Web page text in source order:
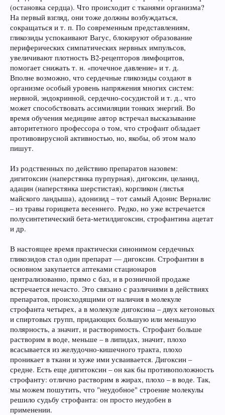
(остановка сердца). Что происходит с тканями организма?
На первый взгляд, они тоже должны возбуждаться,
сокращаться и т. п. По современным представлениям,
гликозиды успокаивают Вагус, блокируют образование
периферических симпатических нервных импульсов,
увеличивают плотность В2-рецепторов лимфоцитов,
помогает снижать т. н. «почечное давление» и т. д.
Вполне возможно, что сердечные гликозиды создают в
организме особый уровень напряжения многих систем:
нервной, эндокринной, сердечно-сосудистой и т. д., что
может способствовать ассимиляции тонких энергий. Во
время обучения медицине автор встречал высказывание
авторитетного профессора о том, что строфант обладает
противовирусной активностью, но, якобы, об этом мало
пишут.
Из родственных по действию препаратов назовем:
дигитоксин (наперстянка пурпурная), дигоксин, целанид,
адацин (наперстянка шерстистая), коргликон (листья
майского ландыша), адонизид – тот самый Адонис Верналис
– из травы горицвета весеннего. Редко, но уже встречается
полусинтетический бета-метилдигоксин, строфантина ацетат
и др.
В настоящее время практически синонимом сердечных
гликозидов стал один препарат — дигоксин. Строфантин в
основном закупается аптеками стационаров
централизованно, прямо с баз, и в розничной продаже
встречается нечасто. Это связано с различиями в действиях
препаратов, происходящими от наличия в молекуле
строфанта четырех, а в молекуле дигоксина – двух кетоновых
и спиртовых групп, придающих большую или меньшую
полярность, а значит, и растворимость. Строфант больше
растворим в воде, меньше – в липидах, значит, плохо
всасывается из желудочно-кишечного тракта, плохо
проникает в ткани и хуже ими усваивается. Дигоксин –
средне. Есть еще дигитоксин – он как бы противоположность
строфанту: отлично растворим в жирах, плохо – в воде. Так,
мы можем пошутить, что "неудобное" строение молекулы
решило судьбу строфанта: он просто неудобен в
применении.